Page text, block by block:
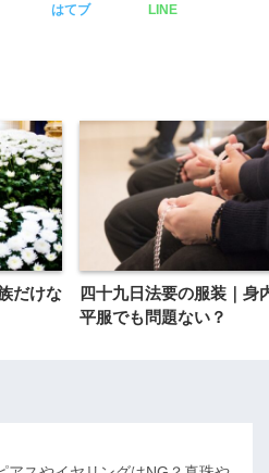
はてブ LINE
だけな
四十九日法要の服装｜身
平服でも問題ない？